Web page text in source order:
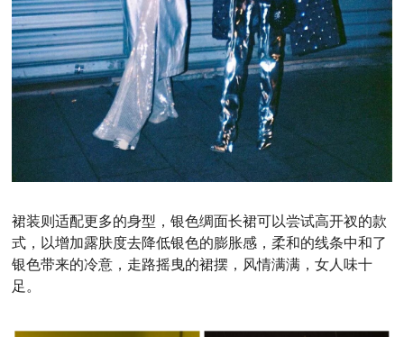
裙装则适配更多的身型，银色绸面长裙可以尝试高开衩的款
式，以增加露肤度去降低银色的膨胀感，柔和的线条中和了
银色带来的冷意，走路摇曳的裙摆，风情满满，女人味十
足。